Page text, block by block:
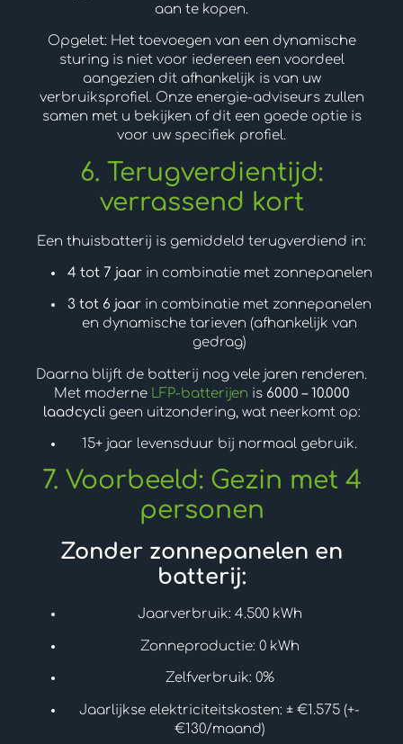
aan te kopen.
Opgelet: Het toevoegen van een dynamische
sturing is niet voor iedereen een voordeel
aangezien dit afhankelijk is van uw
verbruiksprofiel. Onze energie-adviseurs zullen
samen met u bekijken of dit een goede optie is
voor uw specifiek profiel.
6. Terugverdientijd:
verrassend kort
Een thuisbatterij is gemiddeld terugverdiend in:
4 tot 7 jaarin combinatie met zonnepanelen
3 tot 6 jaar in combinatie met zonnepanelen
en dynamische tarieven (afhankelijk van
gedrag)
Daarna blijft de batterij nog vele jaren renderen.
Met moderne LFP-batterijen is 6000 – 10.000
laadcycli geen uitzondering, wat neerkomt op:
15+ jaar levensduur bij normaal gebruik.
7. Voorbeeld: Gezin met 4
personen
Zonder zonnepanelen en
batterij:
Jaarverbruik: 4.500 kWh
Zonneproductie: 0 kWh
Zelfverbruik: 0%
Jaarlijkse elektriciteitskosten: ± €1.575 (+-
€130/maand)